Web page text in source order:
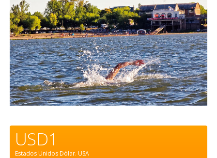
USD1
Estados Unidos Dólar. USA